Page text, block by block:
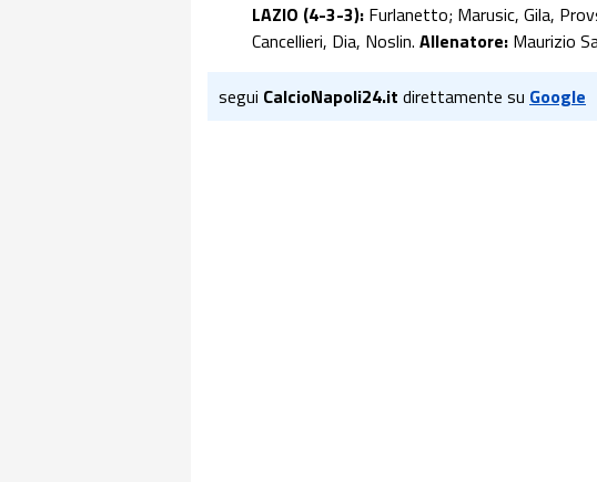
LAZIO (4-3-3): Furlanetto; Marusic, Gila,
Cancellieri, Dia, Noslin. Allenatore: Maurizio
segui CalcioNapoli24.it direttamente su Google